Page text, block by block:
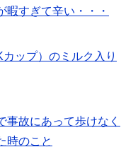
暇すぎて辛い・・・
ップ）のミルク入り
事故にあって歩けなく
時のこと